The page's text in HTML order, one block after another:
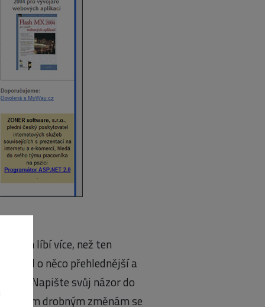
vám líbí více, než ten
byl o něco přehlednější a
2. Napište svůj názor do
drobným změnám se